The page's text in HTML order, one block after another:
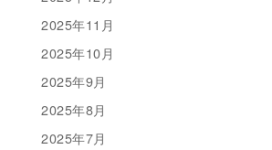
2025年11月
2025年10月
2025年9月
2025年8月
2025年7月